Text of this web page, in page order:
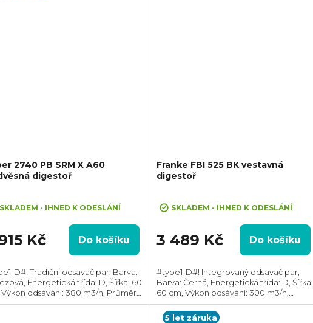
2740 PB SRM X A60
digestoř
SKLADEM - IHNED K ODESLÁNÍ
Kč Do košíku
D#! Tradiční odsavač par, Barva:
Energetická třída: D, Šířka: 60
odsávání: 380 m3/h, Průměr
100 mm, 120 mm, Směr odtahu:
Franke FBI 525 BK vestavná
digestoř
hodnocení
je
3,0
5
hvězdiček.
SKLADEM - IHNED K ODESLÁNÍ
3 489 Kč Do košíku
#type1-D#! Integrovaný odsavač par,
Barva: Černá, Energetická třída: D, Šířka:
60 cm, Výkon odsávání: 300 m3/h,
Průměr odtahu: 150 mm, Směr odtahu:
Horní, Možnost recirkulace i odtahu ven
5 let záruka